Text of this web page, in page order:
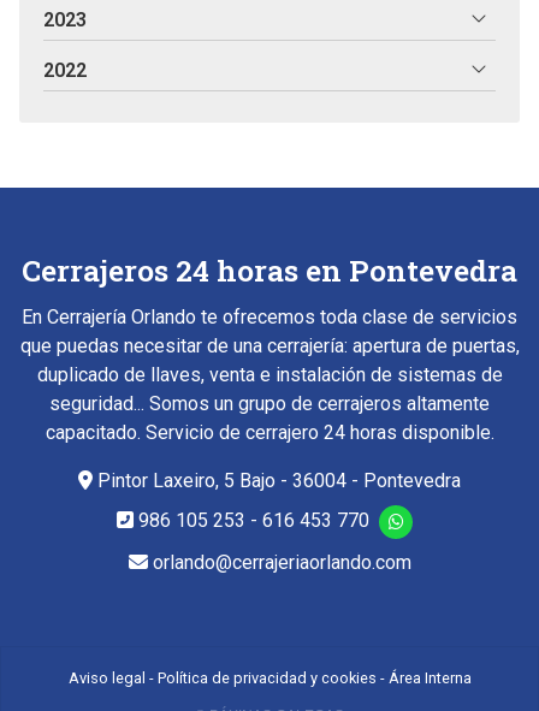
2023
2022
Cerrajeros 24 horas en Pontevedra
En Cerrajería Orlando te ofrecemos toda clase de servicios
que puedas necesitar de una cerrajería: apertura de puertas,
duplicado de llaves, venta e instalación de sistemas de
seguridad... Somos un grupo de cerrajeros altamente
capacitado. Servicio de cerrajero 24 horas disponible.
Pintor Laxeiro, 5 Bajo - 36004 - Pontevedra
986 105 253 - 616 453 770
orlando@cerrajeriaorlando.com
Aviso legal - Política de privacidad y cookies - Área Interna